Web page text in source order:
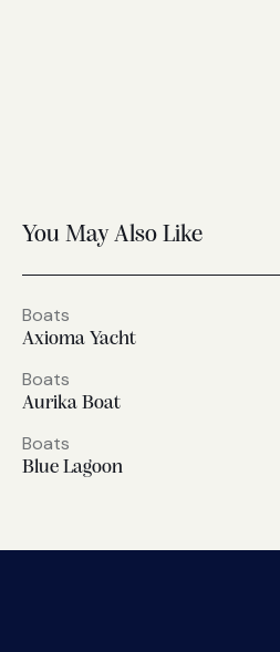
You May Also Like
Boats
Axioma Yacht
Boats
Aurika Boat
Boats
Blue Lagoon